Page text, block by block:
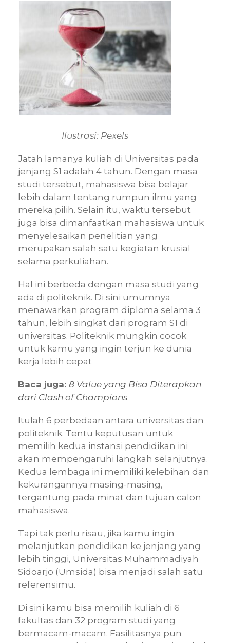
Ilustrasi: Pexels
Jatah lamanya kuliah di Universitas pada
jenjang S1 adalah 4 tahun. Dengan masa
studi tersebut, mahasiswa bisa belajar
lebih dalam tentang rumpun ilmu yang
mereka pilih. Selain itu, waktu tersebut
juga bisa dimanfaatkan mahasiswa untuk
menyelesaikan penelitian yang
merupakan salah satu kegiatan krusial
selama perkuliahan.
Hal ini berbeda dengan masa studi yang
ada di politeknik. Di sini umumnya
menawarkan program diploma selama 3
tahun, lebih singkat dari program S1 di
universitas. Politeknik mungkin cocok
untuk kamu yang ingin terjun ke dunia
kerja lebih cepat
Baca juga: 8 Value yang Bisa Diterapkan
dari Clash of Champions
Itulah 6 perbedaan antara universitas dan
politeknik. Tentu keputusan untuk
memilih kedua instansi pendidikan ini
akan mempengaruhi langkah selanjutnya.
Kedua lembaga ini memiliki kelebihan dan
kekurangannya masing-masing,
tergantung pada minat dan tujuan calon
mahasiswa.
Tapi tak perlu risau, jika kamu ingin
melanjutkan pendidikan ke jenjang yang
lebih tinggi, Universitas Muhammadiyah
Sidoarjo (Umsida) bisa menjadi salah satu
referensimu.
Di sini kamu bisa memilih kuliah di 6
fakultas dan 32 program studi yang
bermacam-macam. Fasilitasnya pun